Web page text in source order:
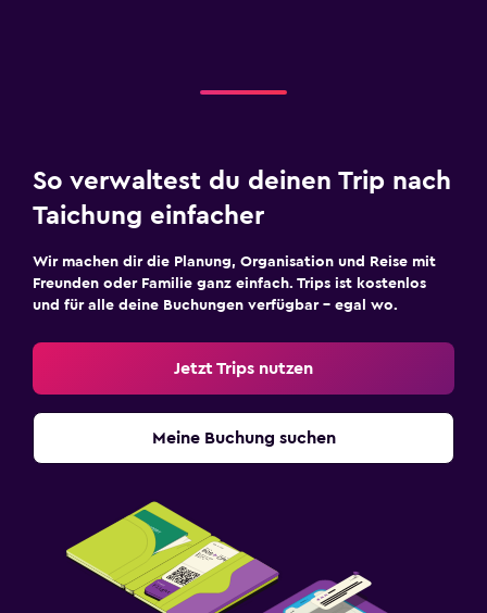
So verwaltest du deinen Trip nach
Taichung einfacher
Wir machen dir die Planung, Organisation und Reise mit
Freunden oder Familie ganz einfach. Trips ist kostenlos
und für alle deine Buchungen verfügbar – egal wo.
Jetzt Trips nutzen
Meine Buchung suchen